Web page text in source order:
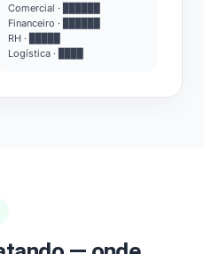
Comercial · ██████
Financeiro · ██████
RH · █████
Logística · ████